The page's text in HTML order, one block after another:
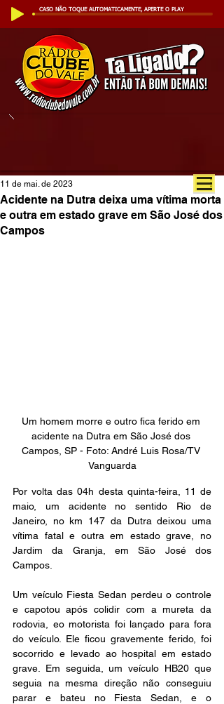
CASO NÃO TOQUE AUTOMATICAMENTE, APERTE O PLAY
Acidente na Dutra deixa uma vítima morta
e outra em estado grave em São José dos
Campos
11 de mai. de 2023
Um homem morre e outro fica ferido em
acidente na Dutra em São José dos
Campos, SP - Foto: André Luis Rosa/TV
Vanguarda
Por volta das 04h desta quinta-feira, 11 de
maio, um acidente no sentido Rio de
Janeiro, no km 147 da Dutra deixou uma
vítima fatal e outra em estado grave, no
Jardim da Granja, em São José dos
Campos.
Um veículo Fiesta Sedan perdeu o controle
e capotou após colidir com a mureta da
rodovia, eo motorista foi lançado para fora
do veículo. Ele ficou gravemente ferido, foi
socorrido e levado ao hospital em estado
grave. Em seguida, um veículo HB20 que
seguia na mesma direção não conseguiu
parar e bateu no Fiesta Sedan, e o